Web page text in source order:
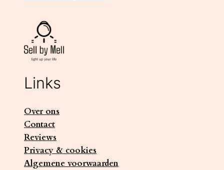
Links
Over ons
Contact
Reviews
Privacy & cookies
Algemene voorwaarden